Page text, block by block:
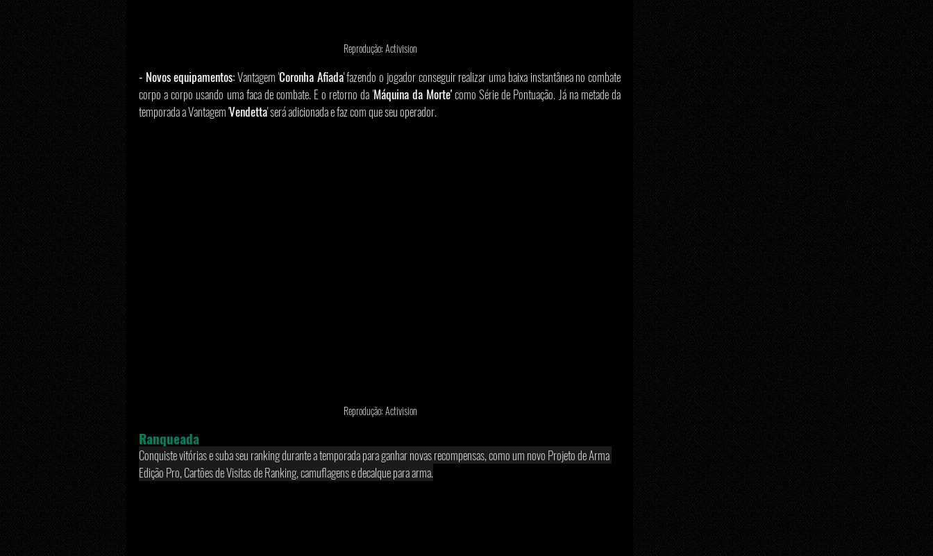
Reprodução: Activision
- Novos equipamentos: Vantagem 'Coronha Afiada' fazendo o jogador conseguir realizar uma baixa instantânea no combate
corpo a corpo usando uma faca de combate. E o retorno da 'Máquina da Morte' como Série de Pontuação. Já na metade da
temporada a Vantagem 'Vendetta' será adicionada e faz com que seu operador.
Reprodução: Activision
Ranqueada
Conquiste vitórias e suba seu ranking durante a temporada para ganhar novas recompensas, como um novo Projeto de Arma
Edição Pro, Cartões de Visitas de Ranking, camuflagens e decalque para arma.